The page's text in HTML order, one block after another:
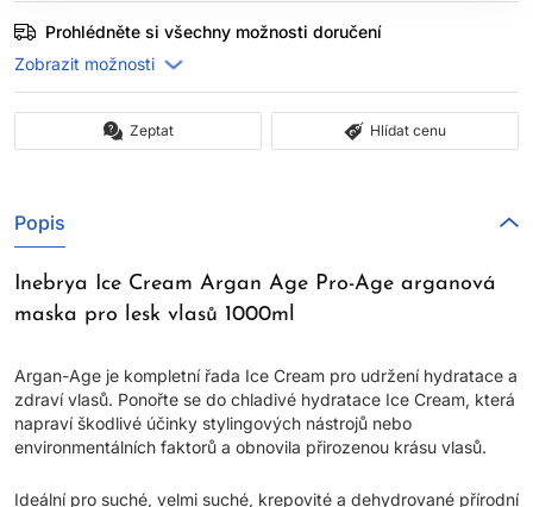
Prohlédněte si všechny možnosti doručení
Zeptat Hlídat cenu
Popis
Inebrya Ice Cream Argan Age Pro-Age arganová
maska pro lesk vlasů 1000ml
Argan-Age je kompletní řada Ice Cream pro udržení hydratace a
zdraví vlasů. Ponořte se do chladivé hydratace Ice Cream, která
napraví škodlivé účinky stylingových nástrojů nebo
environmentálních faktorů a obnovila přirozenou krásu vlasů.
Ideální pro suché, velmi suché, krepovité a dehydrované přírodní